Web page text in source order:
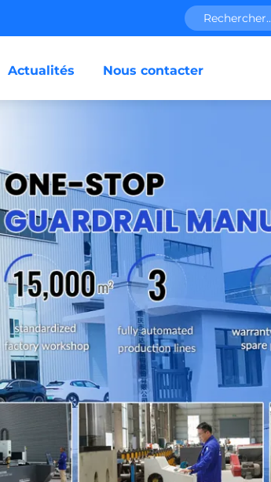
Actualités Nous contacter